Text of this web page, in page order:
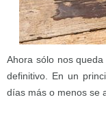
Ahora sólo nos
definitivo. En un
días más o menos se